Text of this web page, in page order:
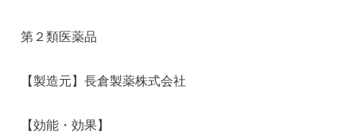
第２類医薬品
【製造元】長倉製薬株式会社
【効能・効果】